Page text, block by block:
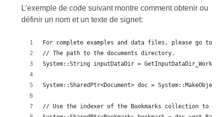
L’exemple de code suivant montre comment obtenir ou
définir un nom et un texte de signet:
For complete examples and data files, please go to
// The path to the documents directory.
System::String inputDataDir =
System::SharedPtr<Document> doc =
// Use the indexer of the Bookmarks collection to